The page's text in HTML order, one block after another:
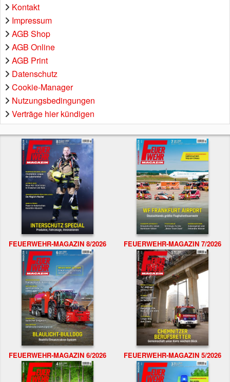
Kontakt
Impressum
AGB Shop
AGB Online
AGB Print
Datenschutz
Cookie-Manager
Nutzungsbedingungen
Verträge hier kündigen
FEUERWEHR-MAGAZIN 8/2026 FEUERWEHR-MAGAZIN 7/2026
FEUERWEHR-MAGAZIN 6/2026 FEUERWEHR-MAGAZIN 5/2026